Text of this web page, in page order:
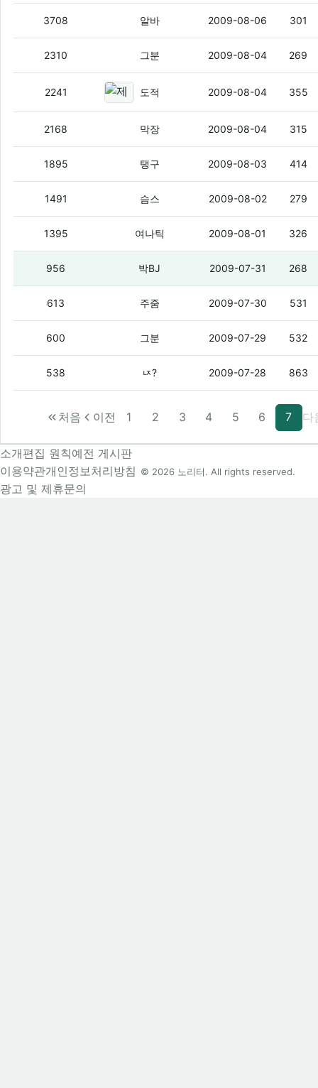
3708 야이 배경음 하나 넣어라.(5)
알바 2009-08-06 301
2310 근데 기사같은거 막 퍼오면(3)
그분 2009-08-04 269
2241 제가 별에 관심이 많은데요 이게
도적 2009-08-04 355
2168 해충에서 왓스빈다. (1)
막장 2009-08-04 315
1895 씹덕넷이 뽐뿌를 이기려면 몇년걸리나요?
탱구 2009-08-03 414
1491 쥔장님~~(2)
슴스 2009-08-02 279
1395 여나틱 사고싶어서 그러는데요!!
여나틱 2009-08-01 326
956 궁금한게 있는데요 (6)
박BJ 2009-07-31 268
613 여기가 혹시 무릎이 닿기도전에 댓글이
주줌 2009-07-30 531
600 니들 질문 올리면 내가 진짜 친절하게 답
그분 2009-07-29 532
538 뽐뿌 홈페이지 주소가 어떻게 되나요?(2)
ㄵ? 2009-07-28 863
처음 이전 1 2 3 4 5 6 7 다
소개편집 원칙예전 게시판
이용약관개인정보처리방침
광고 및 제휴문의
© 2026 노리터. All rights reserved.